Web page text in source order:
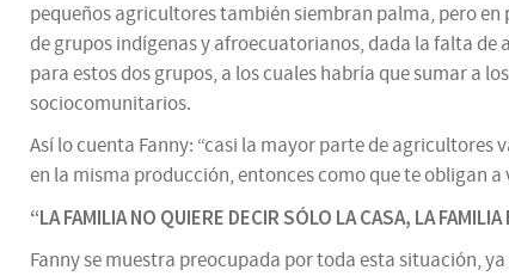
pequeños agricultores también siembran palma, pero
de grupos indígenas y afroecuatorianos, dada la falta
para estos dos grupos, a los cuales habría que sumar a
sociocomunitarios.
Así lo cuenta Fanny: “casi la mayor parte de
en la misma producción, entonces como que te obligan a
“LA FAMILIA NO QUIERE DECIR SÓLO LA CASA, LA
Fanny se muestra preocupada por toda esta situación,